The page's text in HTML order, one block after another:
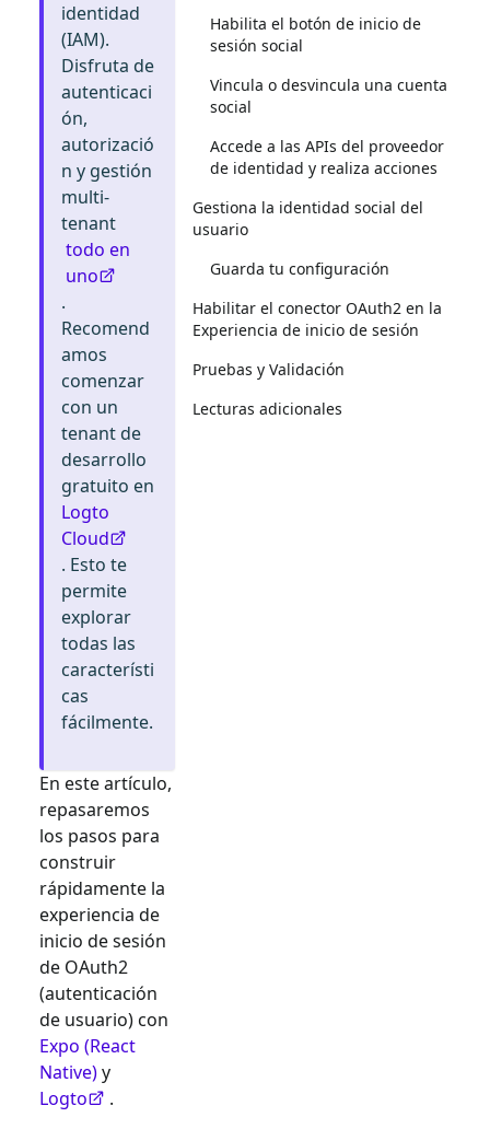
identidad
(IAM).
Disfruta de
autenticaci
ón,
autorizació
n y gestión
multi-
tenant
todo en
uno
.
Recomend
amos
comenzar
con un
tenant de
desarrollo
gratuito en
Logto
Cloud
. Esto te
permite
explorar
todas las
característi
cas
fácilmente.
En este artículo,
repasaremos
los pasos para
construir
rápidamente la
experiencia de
inicio de sesión
de OAuth2
(autenticación
de usuario) con
Expo (React
Native)y
Logto
.
Habilita el botón de inicio de
sesión social
Vincula o desvincula una cuenta
social
Accede a las APIs del proveedor
de identidad y realiza acciones
Gestiona la identidad social del
usuario
Guarda tu configuración
Habilitar el conector OAuth2 en la
Experiencia de inicio de sesión
Pruebas y Validación
Lecturas adicionales